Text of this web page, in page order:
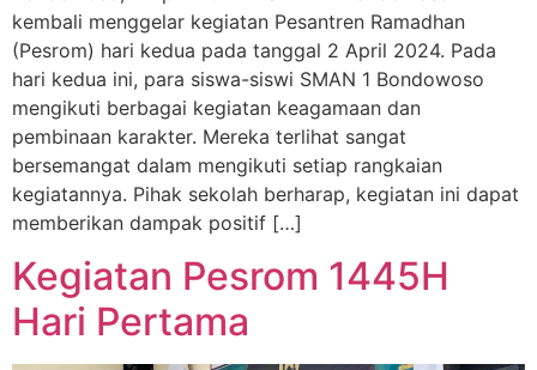
kembali menggelar kegiatan Pesantren Ramadhan
(Pesrom) hari kedua pada tanggal 2 April 2024. Pada
hari kedua ini, para siswa-siswi SMAN 1 Bondowoso
mengikuti berbagai kegiatan keagamaan dan
pembinaan karakter. Mereka terlihat sangat
bersemangat dalam mengikuti setiap rangkaian
kegiatannya. Pihak sekolah berharap, kegiatan ini dapat
memberikan dampak positif […]
Kegiatan Pesrom 1445H
Hari Pertama